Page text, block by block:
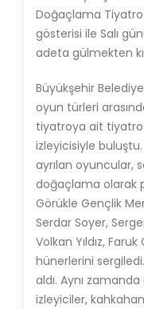
Doğaçlama Tiyatro
gösterisi ile Salı
adeta gülmekten
Büyükşehir
oyun türleri
tiyatroya ait tiyatro
izleyicisiyle buluştu.
ayrılan oyuncular,
doğaçlama olarak
Görükle Gençlik
Serdar Soyer,
Volkan Yıldız,
hünerlerini
aldı. Aynı
izleyiciler,